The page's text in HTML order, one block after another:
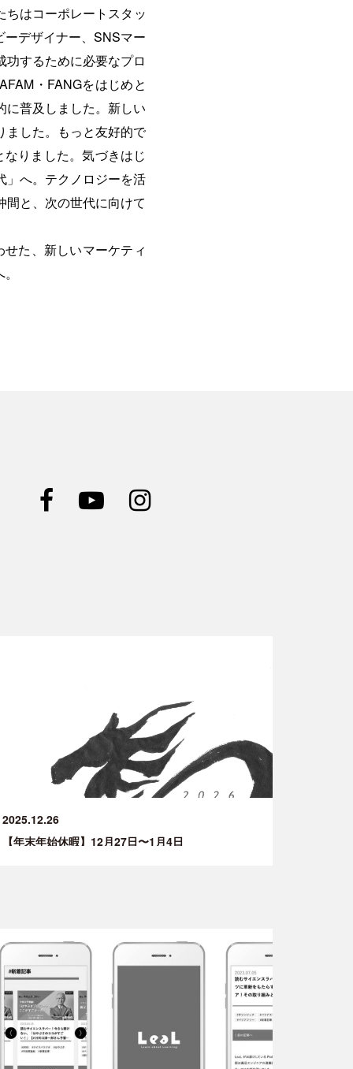
ちはコーポレートスタッ
デザイナー、SNSマー
するために必要なプロ
・FANGをはじめと
普及しました。新しい
ました。もっと友好的で
りました。気づきはじ
」へ。テクノロジーを活
と、次の世代に向けて
た、新しいマーケティ
2025.12.26
【年末年始休暇】12月27日〜1月4日